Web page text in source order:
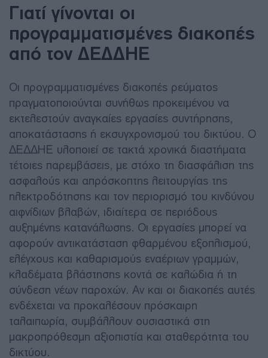
Γιατί γίνονται οι
προγραμματισμένες διακοπές
από τον ΔΕΔΔΗΕ
Οι προγραμματισμένες διακοπές ρεύματος
πραγματοποιούνται συνήθως προκειμένου να
εκτελεστούν αναγκαίες εργασίες συντήρησης,
αποκατάστασης ή εκσυγχρονισμού του δικτύου. Ο
ΔΕΔΔΗΕ υλοποιεί σε τακτά χρονικά διαστήματα
τέτοιες παρεμβάσεις, με στόχο τη διασφάλιση της
ασφαλούς και απρόσκοπτης λειτουργίας της
ηλεκτροδότησης και τον περιορισμό του κινδύνου
αιφνίδιων βλαβών, ιδιαίτερα σε περιόδους
αυξημένης κατανάλωσης. Οι εργασίες μπορεί να
αφορούν αντικατάσταση φθαρμένου εξοπλισμού,
ελέγχους και καθαρισμούς εναέριων γραμμών,
κλαδέματα βλάστησης κοντά σε καλώδια ή τη
σύνδεση νέων παροχών. Αν και οι διακοπές αυτές
ενδέχεται να προκαλέσουν πρόσκαιρη
ταλαιπωρία, συμβάλλουν ουσιαστικά στη
μακροπρόθεσμη αξιοπιστία και σταθερότητα του
δικτύου.